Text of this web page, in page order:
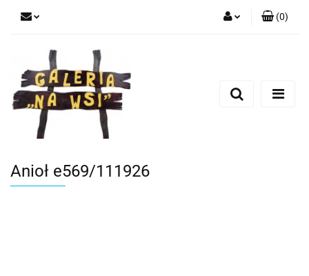
Dodaj zgłoszenie
(0)
Anioł e569/111926